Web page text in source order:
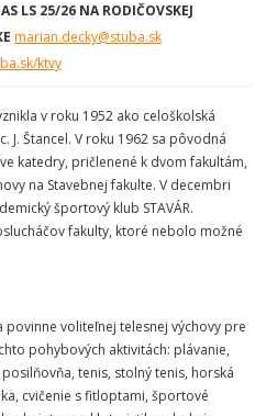
LS 25/26 NA RODIČOVSKEJ
marian.decky@stuba.sk
ktvy
v roku 1952 ako celoškolská
J. Štancel. V roku 1962 sa pôvodná
katedry, pričlenené k dvom fakultám,
na Stavebnej fakulte. V decembri
športový klub STAVÁR.
fakulty, ktoré nebolo možné
voliteľnej telesnej výchovy pre
pohybových aktivitách: plávanie,
tenis, stolný tenis, horská
cvičenie s fitloptami, športové